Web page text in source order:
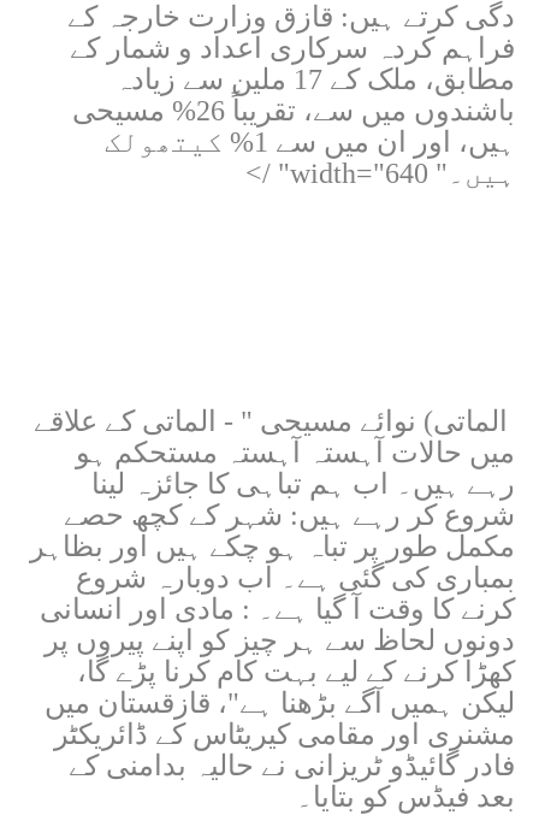
دگی کرتے ہیں: قازق وزارت خارجہ کے
فراہم کردہ سرکاری اعداد و شمار کے
مطابق، ملک کے 17 ملین سے زیادہ
باشندوں میں سے، تقریباً 26% مسیحی
ہیں، اور ان میں سے 1% کیتھولک
ہیں۔" width="640" />
الماتی( نوائے مسیحی - "
الماتی کے علاقے
میں حالات آہستہ آہستہ مستحکم ہو
رہے ہیں۔ اب ہم تباہی کا جائزہ لینا
شروع کر رہے ہیں: شہر کے کچھ حصے
مکمل طور پر تباہ ہو چکے ہیں اور بظاہر
بمباری کی گئی ہے۔ اب دوبارہ شروع
کرنے کا وقت آ گیا ہے۔ : مادی اور انسانی
دونوں لحاظ سے ہر چیز کو اپنے پیروں پر
کھڑا کرنے کے لیے بہت کام کرنا پڑے گا،
لیکن ہمیں آگے بڑھنا ہے"، قازقستان میں
مشنری اور مقامی کیریٹاس کے ڈائریکٹر
فادر گائیڈو ٹریزانی نے حالیہ بدامنی کے
بعد فیڈس کو بتایا۔